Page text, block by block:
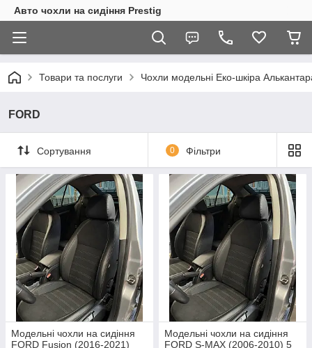
Авто чохли на сидіння Prestig
Товари та послуги Чохли модельні Еко-шкіра
FORD
Сортування 0 Фільтри
Модельні чохли на сидіння
FORD Fusion (2016-2021)
Модельні чохли на сидіння
FORD S-MAX (2006-2010) 5